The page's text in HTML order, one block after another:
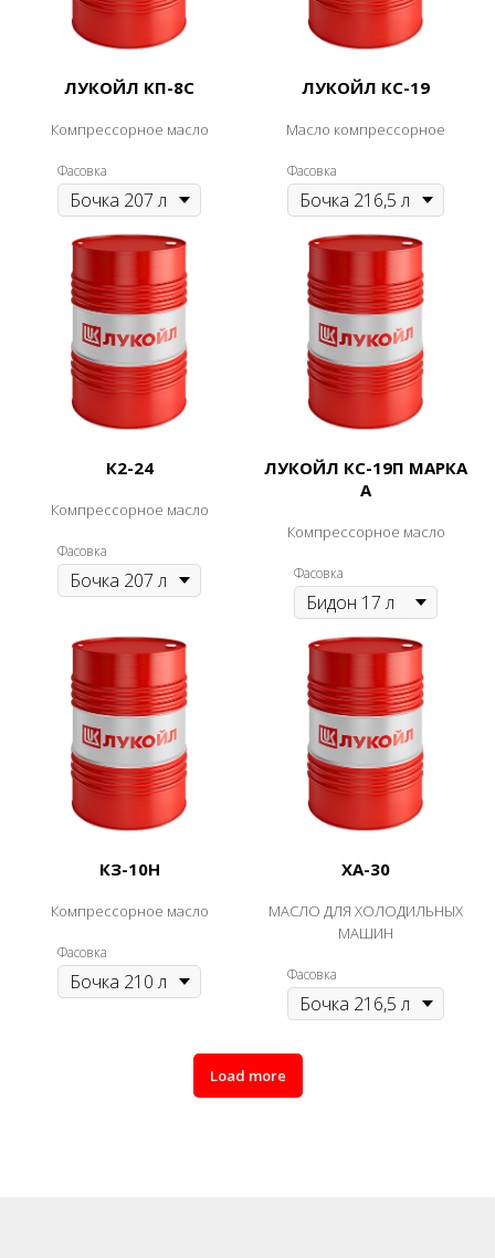
ЛУКОЙЛ КП-8С
Компрессорное масло
Фасовка
ЛУКОЙЛ КС-19
Масло компрессорное
Фасовка
К2-24
Компрессорное масло
Фасовка
ЛУКОЙЛ КС-19П МАРКА
А
Компрессорное масло
Фасовка
КЗ-10Н
Компрессорное масло
Фасовка
ХА-30
МАСЛО ДЛЯ ХОЛОДИЛЬНЫХ
МАШИН
Фасовка
Load more